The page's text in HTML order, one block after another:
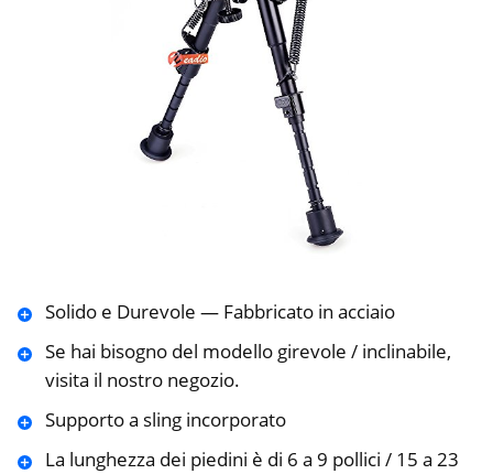
Solido e Durevole — Fabbricato in acciaio
Se hai bisogno del modello girevole / inclinabile,
visita il nostro negozio.
Supporto a sling incorporato
La lunghezza dei piedini è di 6 a 9 pollici / 15 a 23